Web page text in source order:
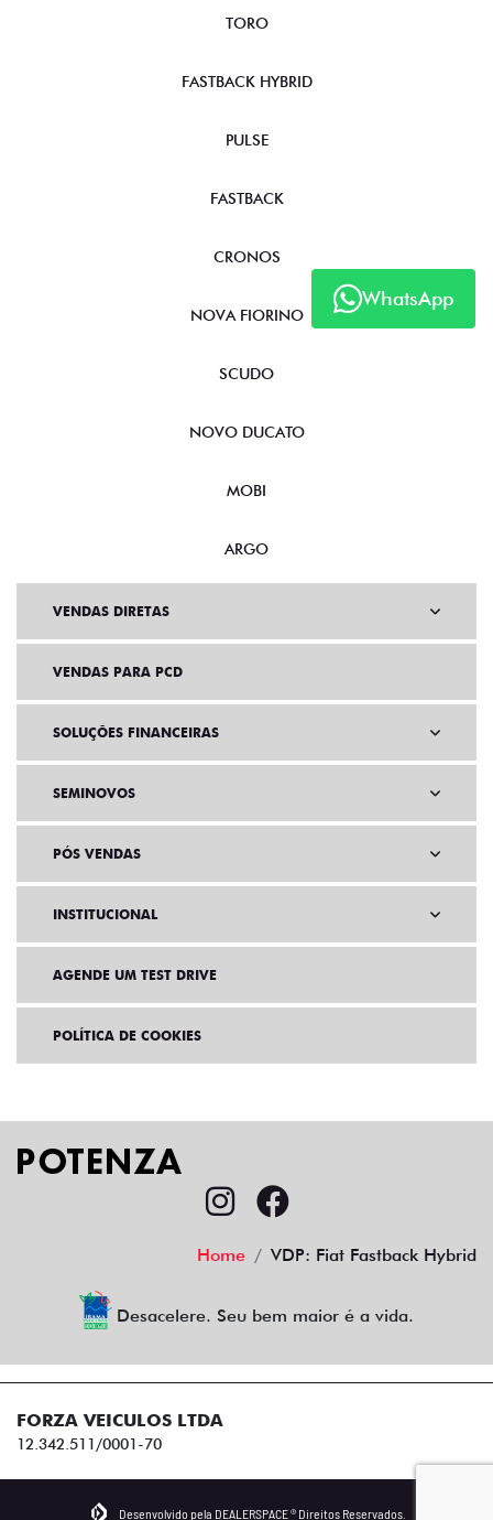
WhatsApp
TORO
FASTBACK HYBRID
PULSE
FASTBACK
CRONOS
NOVA FIORINO
SCUDO
NOVO DUCATO
MOBI
ARGO
VENDAS DIRETAS
VENDAS PARA PCD
SOLUÇÕES FINANCEIRAS
SEMINOVOS
PÓS VENDAS
INSTITUCIONAL
AGENDE UM TEST DRIVE
POLÍTICA DE COOKIES
Home VDP: Fiat Fastback Hybrid
Desacelere. Seu bem maior é a vida.
FORZA VEICULOS LTDA
12.342.511/0001-70
Desenvolvido pela DEALERSPACE ® Direitos Reservados.